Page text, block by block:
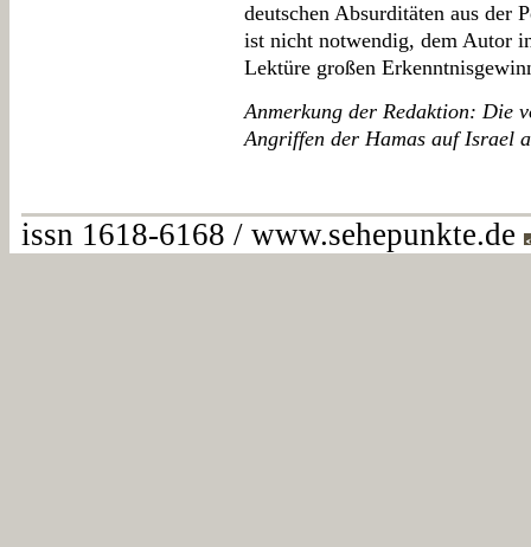
deutschen Absurditäten aus der
ist nicht notwendig, dem Autor
Lektüre großen
Anmerkung der Redaktion: Die
Angriffen der Hamas auf Israel
issn 1618-6168 / www.sehepunkte.de